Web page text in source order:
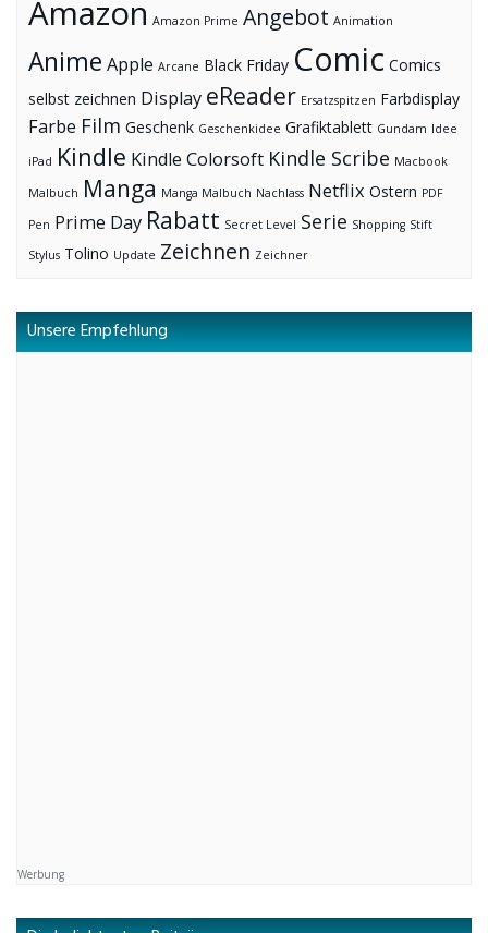
Amazon Amazon Prime Angebot Animation
Anime Apple Arcane Black Friday Comic Comics
selbst zeichnen Display eReader Ersatzspitzen Farbdisplay
Farbe Film Geschenk Geschenkidee Grafiktablett Gundam Idee
iPad Kindle Kindle Colorsoft Kindle Scribe Macbook
Malbuch Manga Manga Malbuch Nachlass Netflix Ostern PDF
Pen Prime Day Rabatt Secret Level Serie Shopping Stift
Stylus Tolino Update Zeichnen Zeichner
Unsere Empfehlung
Werbung